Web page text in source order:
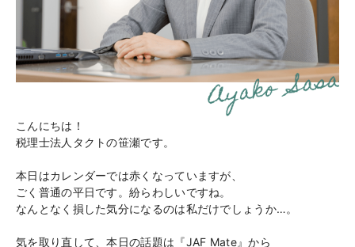
こんにちは！
税理士法人タクトの笹瀬です。
本日はカレンダーでは赤くなっていますが、
ごく普通の平日です。紛らわしいですね。
なんとなく損した気分になるのは私だけでしょうか…。
気を取り直して、本日の話題は『JAF Mate』から